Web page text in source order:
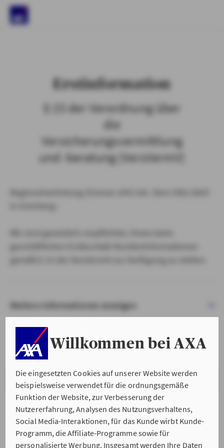
Willkommen bei AXA
Die eingesetzten Cookies auf unserer Website werden
beispielsweise verwendet für die ordnungsgemäße
Funktion der Website, zur Verbesserung der
Nutzererfahrung, Analysen des Nutzungsverhaltens,
Social Media-Interaktionen, für das Kunde wirbt Kunde-
Programm, die Affiliate-Programme sowie für
personalisierte Werbung. Insgesamt werden Ihre Daten
Erstinformation
§ 15 der Verordnung über
die
Versicherungsvermittlung
und -beratung (VersVermV)
Regionalvertretung Zimmer oHG Inh. Dern Otto Dietl
Weitere Informationen anzeigen
VERSTANDEN & WEITER